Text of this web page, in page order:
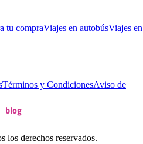
tu compraViajes en autobúsViajes en
Términos y CondicionesAviso de
los derechos reservados.